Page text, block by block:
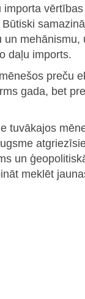
mehānismu,
daļu imports.
preču
gada, bet
tuvākajos
un
meklēt